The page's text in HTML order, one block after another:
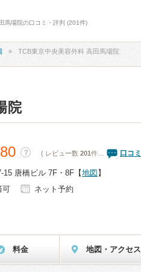
馬場院の口コミ・評判 (201件)
TCB東京中央美容外科 高田馬場院
院
？ ( レビュー数 201件… 口コミ
15 唐橋ビル 7F・8F 【地図 】
可
ネット予約
料金 地図・アクセス